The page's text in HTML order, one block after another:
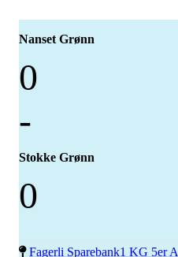
Nanset Grønn
0
-
Stokke Grønn
0
Fagerli Sparebank1 KG 5er A